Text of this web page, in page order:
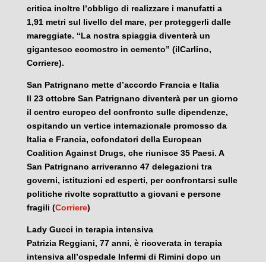
critica inoltre l’obbligo di realizzare i manufatti a
1,91 metri sul livello del mare, per proteggerli dalle
mareggiate. “La nostra spiaggia diventerà un
gigantesco ecomostro in cemento” (ilCarlino,
Corriere).
San Patrignano mette d’accordo Francia e Italia
Il 23 ottobre San Patrignano diventerà per un giorno
il centro europeo del confronto sulle dipendenze,
ospitando un vertice internazionale promosso da
Italia e Francia, cofondatori della European
Coalition Against Drugs, che riunisce 35 Paesi. A
San Patrignano arriveranno 47 delegazioni tra
governi, istituzioni ed esperti, per confrontarsi sulle
politiche rivolte soprattutto a giovani e persone
fragili (Corriere)
Lady Gucci in terapia intensiva
Patrizia Reggiani, 77 anni, è ricoverata in terapia
intensiva all’ospedale Infermi di Rimini dopo un